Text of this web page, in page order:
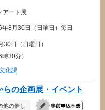
アート展
8月30日（日曜日）毎日
日（日曜日）
30分）
化課
の企画展・イベント
他の催し